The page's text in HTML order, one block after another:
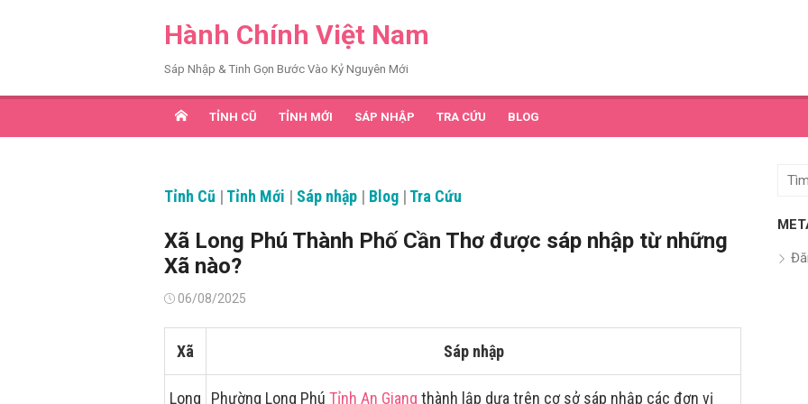
Hành Chính Việt Nam
Sáp Nhập & Tinh Gọn Bước Vào Kỷ Nguyên Mới
TỈNH CŨ TỈNH MỚI SÁP NHẬP TRA CỨU BLOG
Tỉnh Cũ | Tỉnh Mới | Sáp nhập | Blog | Tra Cứu
Xã Long Phú Thành Phố Cần Thơ được sáp nhập từ những
Xã nào?
Đăng06/08/2025
Xã Sáp nhập
Long
Phường Long Phú Tỉnh An Giang thành lập dựa trên cơ sở sáp nhập các đơn vị
Tìm
quả